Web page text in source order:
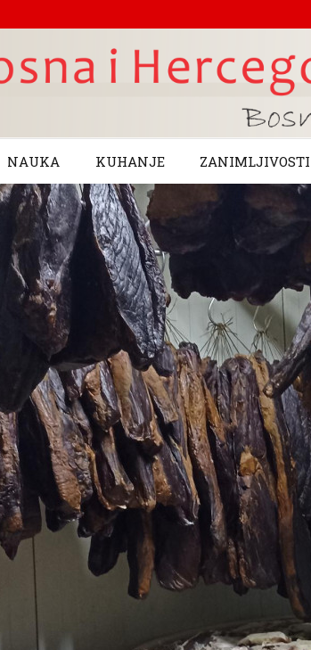
NAUKA KUHANJE ZANIMLJIVOSTI